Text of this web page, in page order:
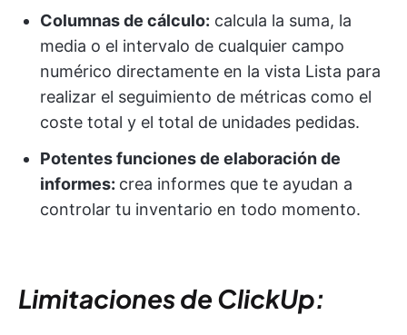
Columnas de cálculo: calcula la suma, la
media o el intervalo de cualquier campo
numérico directamente en la vista Lista para
realizar el seguimiento de métricas como el
coste total y el total de unidades pedidas.
Potentes funciones de elaboración de
informes: crea informes que te ayudan a
controlar tu inventario en todo momento.
Limitaciones de ClickUp: